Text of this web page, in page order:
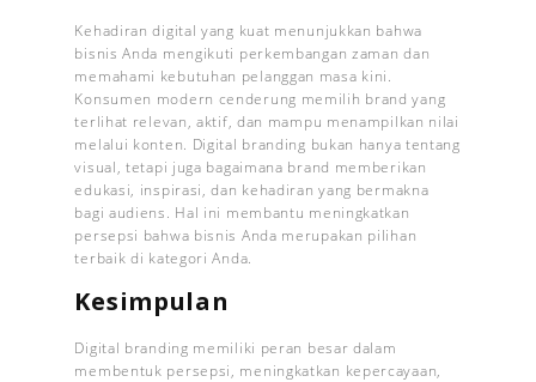
Kehadiran digital yang kuat menunjukkan bahwa
bisnis Anda mengikuti perkembangan zaman dan
memahami kebutuhan pelanggan masa kini.
Konsumen modern cenderung memilih brand yang
terlihat relevan, aktif, dan mampu menampilkan nilai
melalui konten. Digital branding bukan hanya tentang
visual, tetapi juga bagaimana brand memberikan
edukasi, inspirasi, dan kehadiran yang bermakna
bagi audiens. Hal ini membantu meningkatkan
persepsi bahwa bisnis Anda merupakan pilihan
terbaik di kategori Anda.
Kesimpulan
Digital branding memiliki peran besar dalam
membentuk persepsi, meningkatkan kepercayaan,